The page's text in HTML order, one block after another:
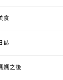
食
誌
媽之後